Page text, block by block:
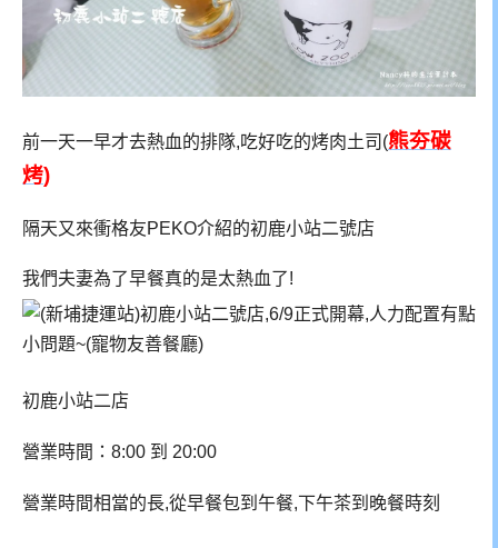
前一天一早才去熱血的排隊,吃好吃的烤肉土司(熊夯碳
烤)
隔天又來衝格友PEKO介紹的初鹿小站二號店
我們夫妻為了早餐真的是太熱血了!
初鹿小站二店
營業時間：8:00 到 20:00
營業時間相當的長,從早餐包到午餐,下午茶到晚餐時刻